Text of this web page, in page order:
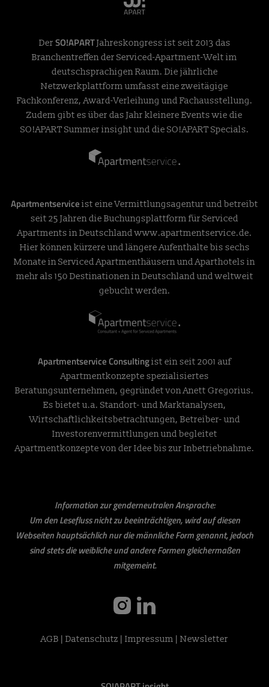
Der SO!APARTJahreskongress ist seit 2013 das
Branchentreffen der Serviced-Apartment-Welt im
deutschsprachigen Raum. Die jährliche
Netzwerkplattform umfasst eine zweitägige
Fachkonferenz, Award-Verleihung und Fachausstellung.
Zudem gibt es über das Jahr kleinere Events wie die
SO!APART Summer insight und die SO!APART Specials.
Apartmentservice ist eine Vermittlungsagentur und betreibt
seit 25 Jahren die Buchungsplattform für Serviced
Apartments in Deutschlandwww.apartmentservice.de.
Hier können kürzere und längere Aufenthalte bis sechs
Monate in Serviced Apartmenthäusern und Aparthotels in
mehr als 150 Destinationen in Deutschland und weltweit
gebucht werden.
Apartmentservice Consultingist ein seit 2001 auf
Apartmentkonzepte spezialisiertes
Beratungsunternehmen, gegründet von Anett Gregorius.
Es bietet u.a. Standort- und Marktanalysen,
Wirtschaftlichkeitsbetrachtungen, Betreiber- und
Investorenvermittlungen und begleitet
Apartmentkonzepte von der Idee bis zur Inbetriebnahme.
Information zur genderneutralen Ansprache:
Um den Lesefluss nicht zu beeinträchtigen, wird auf diesen
Webseiten hauptsächlich nur die männliche Form genannt, jedoch
sind stets die weibliche und andere Formen gleichermaßen
mitgemeint.
instagram
AGB | Datenschutz | Impressum | Newsletter